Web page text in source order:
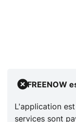
FREENOW
L'application
services sont